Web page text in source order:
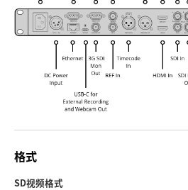
格式
SD视频格式